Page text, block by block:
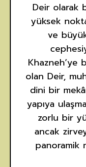
Deir olarak
yüksek
ve
Khazneh’ye
olan Deir,
dini bir
yapıya
zorlu bir
ancak
panoramik